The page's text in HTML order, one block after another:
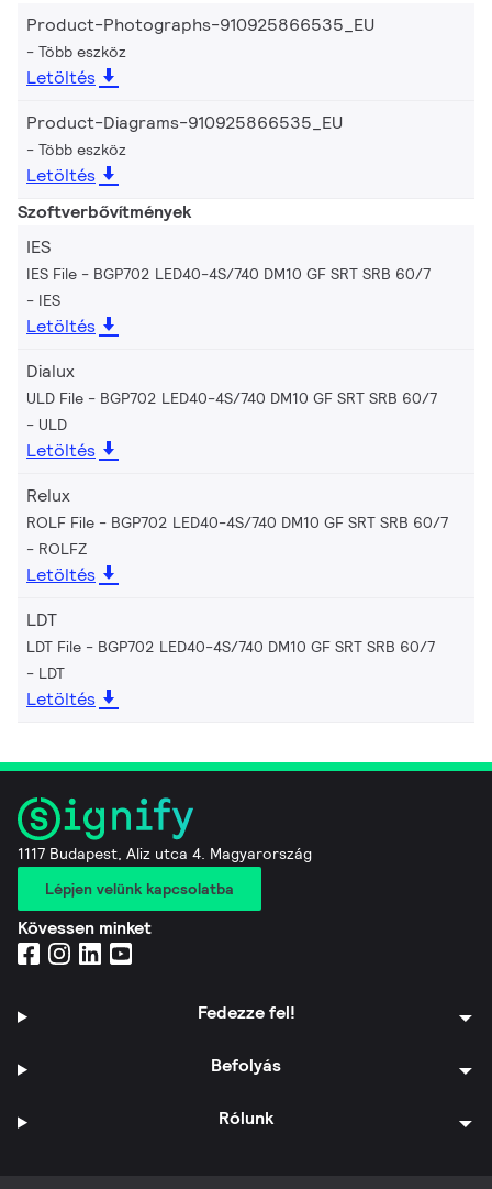
Product-Photographs-910925866535_EU
Több eszköz
Letöltés
Product-Diagrams-910925866535_EU
Több eszköz
Letöltés
Szoftverbővítmények
IES
IES File - BGP702 LED40-4S/740 DM10 GF SRT SRB 60/7
IES
Letöltés
Dialux
ULD File - BGP702 LED40-4S/740 DM10 GF SRT SRB 60/7
ULD
Letöltés
Relux
ROLF File - BGP702 LED40-4S/740 DM10 GF SRT SRB 60/7
ROLFZ
Letöltés
LDT
LDT File - BGP702 LED40-4S/740 DM10 GF SRT SRB 60/7
LDT
Letöltés
1117 Budapest, Aliz utca 4. Magyarország
Lépjen velünk kapcsolatba
Kövessen minket
Fedezze fel!
Befolyás
Rólunk